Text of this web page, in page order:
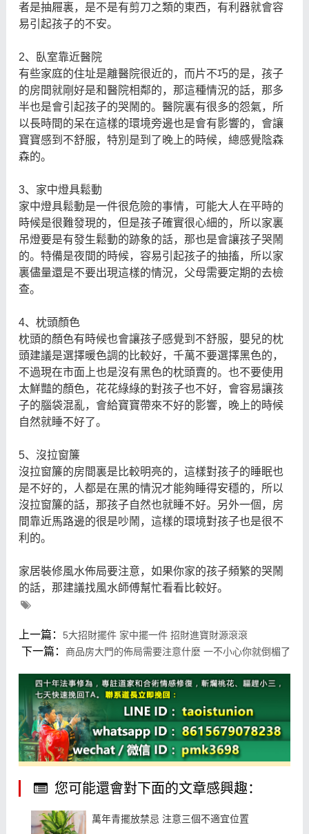
者是抽屜裏，是不是有剪刀之類的東西，有利器就會容
易引起孩子的不安。
2、臥室靠近醫院
有些家庭的住址是離醫院很近的，而片不巧的是，孩子
的房間就剛好是和醫院相鄰的，那這種情況的話，那多
半也是會引起孩子的哭鬧的。醫院裏有很多的怨氣，所
以長時間的呆在這樣的環境旁邊也是會有影響的，會讓
寶寶感到不舒服，特別是到了晚上的時候，總感覺陰森
森的。
3、家中燈具鬆動
家中燈具鬆動是一件很危險的事情，可能大人在平時的
時候是很難發現的，但是孩子確實很心細的，所以家裏
吊燈要是有發生鬆動的跡象的話，那也是會讓孩子哭鬧
的。特備是夜間的時候，容易引起孩子的抽搐，所以家
裏儘量還是不要出現這樣的情況，父母需要定期的去檢
查。
4、枕頭顏色
枕頭的顏色有時候也會讓孩子感覺到不舒服，嬰兒的枕
頭建議是選擇暖色調的比較好，千萬不要選擇黑色的，
不過現在市面上也是沒有黑色的枕頭賣的。也不要使用
太鮮豔的顏色，花花綠綠的對孩子也不好，會容易讓孩
子的腦袋混亂，會給寶寶帶來不好的影響，晚上的時候
自然就睡不好了。
5、沒拉窗簾
沒拉窗簾的房間裏是比較明亮的，這樣對孩子的睡眠也
是不好的，人都是在黑的情況才能夠睡得安穩的，所以
沒拉窗簾的話，那孩子自然也就睡不好。另外一個，房
間靠近馬路邊的很是吵鬧，這樣的環境對孩子也是很不
利的。
家居裝修風水佈局要注意，如果你家的孩子頻繁的哭鬧
的話，那建議找風水師傅幫忙看看比較好。
上一篇： 5大招財擺件 家中擺一件 招財進寶財源滾滾
下一篇：商品房大門的佈局需要注意什麼 一不小心你就倒楣了
您可能還會對下面的文章感興趣：
萬年青擺放禁忌 注意三個不適宜位置